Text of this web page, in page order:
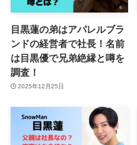
目黒蓮の弟はアパレルブラ
ンドの経営者で社長！名前
は目黒優で兄弟絶縁と噂を
調査！
2025年12月25日